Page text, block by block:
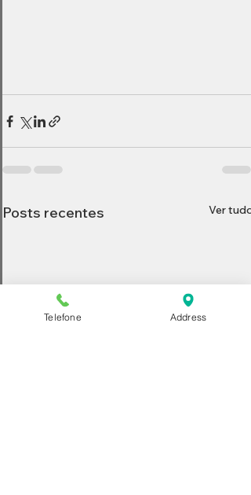
Posts recentes Ver tudo
Telefone Address